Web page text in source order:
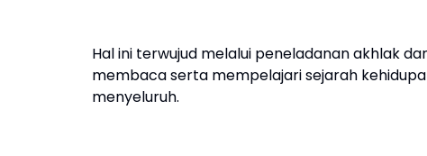
Hal ini terwujud melalui peneladanan akhlak
membaca serta mempelajari sejarah
menyeluruh.